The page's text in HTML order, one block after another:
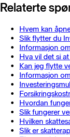
Relaterte
Hvem kan
Slik flytter du
Informasjon
Hva vil det si
Kan jeg flytte
Informasjon
Hvordan
Slik fungerer
Hvilken
Slik er